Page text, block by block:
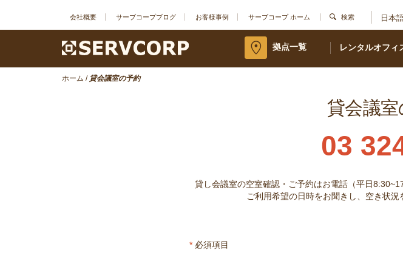
会社概要 サーブコープブログ お客様事例 サーブコープ ホーム 検索 日本
レンタルオフィ
拠点一覧
ホーム / 貸会議室の予約
貸会議室
03
貸し会議室の空室確認・ご予約はお電話（平日
ご利用希望の日時をお聞きし、空き状況
*必須項目